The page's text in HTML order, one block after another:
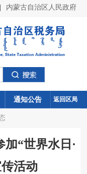
内蒙古自治区人民政府
通知公告
通知公告 返回区局
“世界水日·
活动